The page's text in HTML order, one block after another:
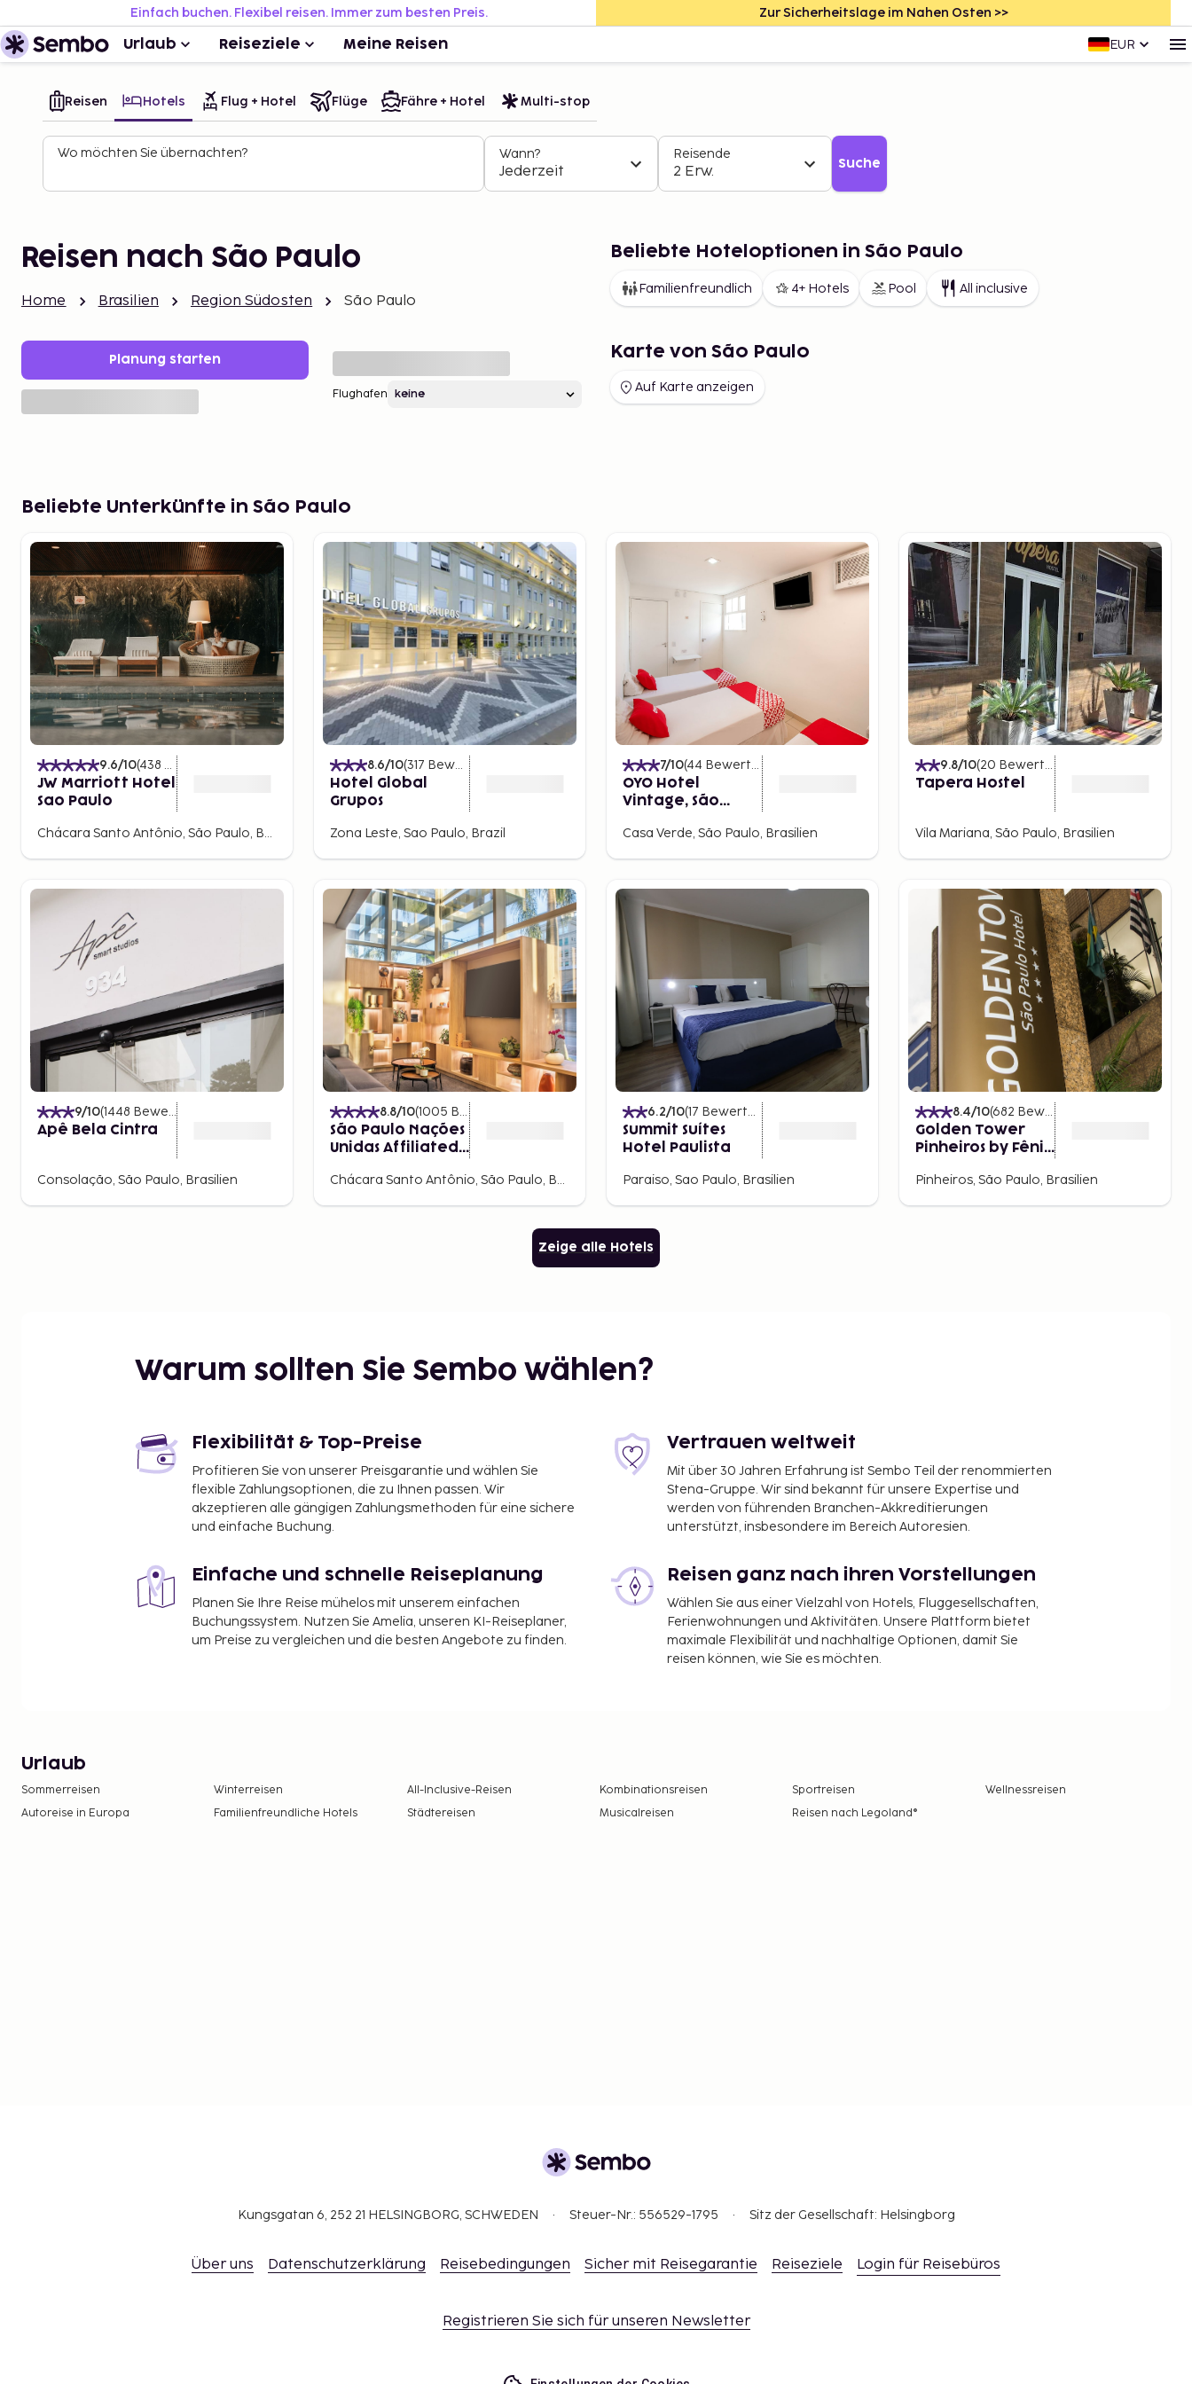
Einfach buchen. Flexibel reisen. Immer zum besten Preis. Zur Sicherheitslage im Nahen Osten >>
Urlaub Reiseziele Meine Reisen EUR
Reisen Hotels Flug + Hotel Flüge Fähre + Hotel Multi-stop
Wo möchten Sie übernachten? Wann?
Jederzeit
Reisende
2 Erw. Suche
Reisen nach São Paulo
Home Brasilien Region Südosten São Paulo
Planung starten
Flughafen
Beliebte Hoteloptionen in São Paulo
Familienfreundlich 4+ Hotels Pool All inclusive
Karte von São Paulo
Auf Karte anzeigen
Beliebte Unterkünfte in São Paulo
9.6/10(438 Bewertungen
JW Marriott Hotel
Sao Paulo
Chácara Santo Antônio, São Paulo, Brasilien
8.6/10(317 Bewertungen
Hotel Global
Grupos
Zona Leste, Sao Paulo, Brazil
7/10(44 Bewertungen
OYO Hotel
Vintage, São
Casa Verde, São Paulo, Brasilien
9.8/10(20 Bewertungen
Tapera Hostel
Vila Mariana, São Paulo, Brasilien
9/10(1448 Bewertungen
Apê Bela Cintra
Consolação, São Paulo, Brasilien
8.8/10(1005 Bewertungen
São Paulo Nações
Unidas Affiliated
Chácara Santo Antônio, São Paulo, Brasilien
6.2/10(17 Bewertungen
Summit Suítes
Hotel Paulista
Paraiso, Sao Paulo, Brasilien
8.4/10(682 Bewertungen
Golden Tower
Pinheiros by Fênix
Pinheiros, São Paulo, Brasilien
Zeige alle Hotels
Warum sollten Sie Sembo wählen?
Flexibilität & Top-Preise
Profitieren Sie von unserer Preisgarantie und wählen Sie
flexible Zahlungsoptionen, die zu Ihnen passen. Wir
akzeptieren alle gängigen Zahlungsmethoden für eine sichere
und einfache Buchung.
Vertrauen weltweit
Mit über 30 Jahren Erfahrung ist Sembo Teil der renommierten
Stena-Gruppe. Wir sind bekannt für unsere Expertise und
werden von führenden Branchen-Akkreditierungen
unterstützt, insbesondere im Bereich Autoresien.
Einfache und schnelle Reiseplanung
Planen Sie Ihre Reise mühelos mit unserem einfachen
Buchungssystem. Nutzen Sie Amelia, unseren KI-Reiseplaner,
um Preise zu vergleichen und die besten Angebote zu finden.
Reisen ganz nach ihren Vorstellungen
Wählen Sie aus einer Vielzahl von Hotels, Fluggesellschaften,
Ferienwohnungen und Aktivitäten. Unsere Plattform bietet
maximale Flexibilität und nachhaltige Optionen, damit Sie
reisen können, wie Sie es möchten.
Urlaub
Sommerreisen Winterreisen All-Inclusive-Reisen Kombinationsreisen Sportreisen
Wellnessreisen
Autoreise in Europa
Familienfreundliche Hotels Städtereisen Musicalreisen Reisen nach Legoland®
Kungsgatan 6, 252 21 HELSINGBORG, SCHWEDEN Steuer-Nr.: 556529-1795 Sitz der Gesellschaft: Helsingborg
Über uns Datenschutzerklärung Reisebedingungen Sicher mit Reisegarantie Reiseziele Login für Reisebüros
Registrieren Sie sich für unseren Newsletter